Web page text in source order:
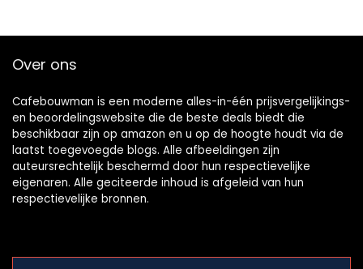
Over ons
Cafebouwman is een moderne alles-in-één prijsvergelijkings-
en beoordelingswebsite die de beste deals biedt die
beschikbaar zijn op amazon en u op de hoogte houdt via de
laatst toegevoegde blogs. Alle afbeeldingen zijn
auteursrechtelijk beschermd door hun respectievelijke
eigenaren. Alle geciteerde inhoud is afgeleid van hun
respectievelijke bronnen.